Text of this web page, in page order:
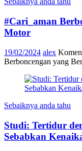
#Cari_aman
Motor
19/02/2024 alex
Berboncengan yang
Sebaiknya anda tahu
Studi: Tertidur
Sebabkan